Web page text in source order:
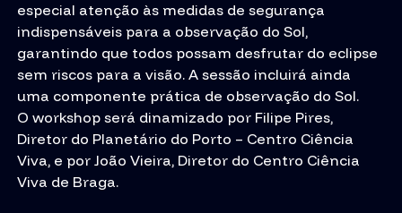
especial atenção às medidas de segurança
indispensáveis para a observação do Sol,
garantindo que todos possam desfrutar do eclipse
sem riscos para a visão. A sessão incluirá ainda
uma componente prática de observação do Sol.
O workshop será dinamizado por Filipe Pires,
Diretor do Planetário do Porto – Centro Ciência
Viva, e por João Vieira, Diretor do Centro Ciência
Viva de Braga.